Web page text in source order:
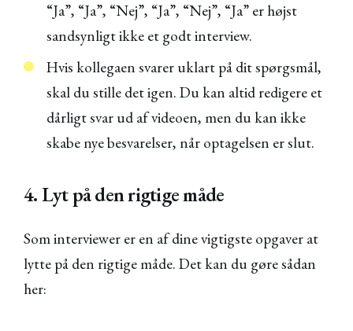
“Ja”, “Ja”, “Nej”, “Ja”, “Nej”, “Ja” er højst
sandsynligt ikke et godt interview.
Hvis kollegaen svarer uklart på dit spørgsmål,
skal du stille det igen. Du kan altid redigere et
dårligt svar ud af videoen, men du kan ikke
skabe nye besvarelser, når optagelsen er slut.
4. Lyt på den rigtige måde
Som interviewer er en af dine vigtigste opgaver at
lytte på den rigtige måde. Det kan du gøre sådan
her: